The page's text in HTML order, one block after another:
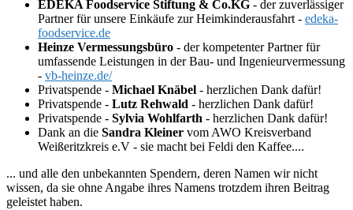
EDEKA Foodservice Stiftung & Co.KG - der zuverlässiger
Partner für unsere Einkäufe zur Heimkinderausfahrt - edeka-
foodservice.de
Heinze Vermessungsbüro - der kompetenter Partner für
umfassende Leistungen in der Bau- und Ingenieurvermessung
- vb-heinze.de/
Privatspende - Michael Knäbel - herzlichen Dank dafür!
Privatspende - Lutz Rehwald - herzlichen Dank dafür!
Privatspende - Sylvia Wohlfarth - herzlichen Dank dafür!
Dank an die Sandra Kleiner vom AWO Kreisverband
Weißeritzkreis e.V - sie macht bei Feldi den Kaffee....
... und alle den unbekannten Spendern, deren Namen wir nicht
wissen, da sie ohne Angabe ihres Namens trotzdem ihren Beitrag
geleistet haben.